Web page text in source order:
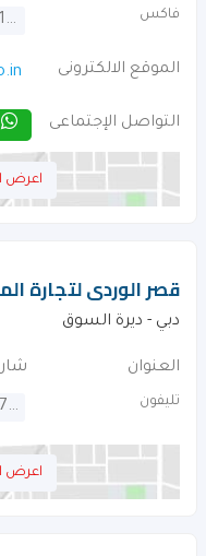
فاكس 043231726
الموقع الالكترونى
التواصل الإجتماعى
اعرض
قصر الوردى لتجارة
دبي - ديرة السوق
العنوان
تليفون 043387641
اعرض